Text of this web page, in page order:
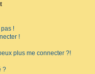
!
!
plus me connecter ?!
?